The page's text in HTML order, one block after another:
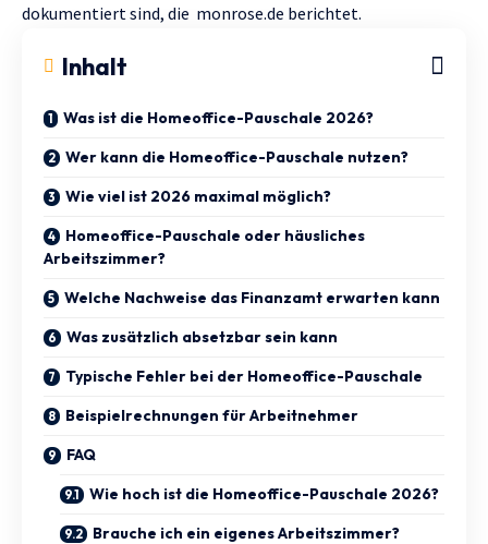
dokumentiert sind, die monrose.de berichtet.
Inhalt
Was ist die Homeoffice-Pauschale 2026?
Wer kann die Homeoffice-Pauschale nutzen?
Wie viel ist 2026 maximal möglich?
Homeoffice-Pauschale oder häusliches
Arbeitszimmer?
Welche Nachweise das Finanzamt erwarten kann
Was zusätzlich absetzbar sein kann
Typische Fehler bei der Homeoffice-Pauschale
Beispielrechnungen für Arbeitnehmer
FAQ
Wie hoch ist die Homeoffice-Pauschale 2026?
Brauche ich ein eigenes Arbeitszimmer?